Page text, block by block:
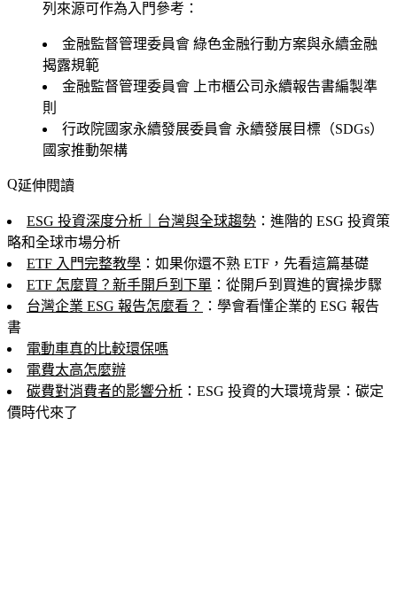
列來源可作為入門參考：
金融監督管理委員會 綠色金融行動方案與永續金融
揭露規範
金融監督管理委員會 上市櫃公司永續報告書編製準
則
行政院國家永續發展委員會 永續發展目標（SDGs）
國家推動架構
延伸閱讀
ESG 投資深度分析｜台灣與全球趨勢 ：進階的 ESG 投資策
略和全球市場分析
ETF 入門完整教學 ：如果你還不熟 ETF，先看這篇基礎
ETF 怎麼買？新手開戶到下單 ：從開戶到買進的實操步驟
台灣企業 ESG 報告怎麼看？ ：學會看懂企業的 ESG 報告
書
電動車真的比較環保嗎
電費太高怎麼辦
碳費對消費者的影響分析 ：ESG 投資的大環境背景：碳定
價時代來了